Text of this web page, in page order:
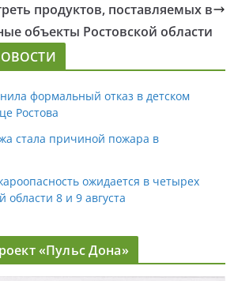
продуктов, поставляемых в
объекты Ростовской области
формальный отказ в детском
Ростова
стала причиной пожара в
ожидается в четырех
области 8 и 9 августа
«Пульс Дона»